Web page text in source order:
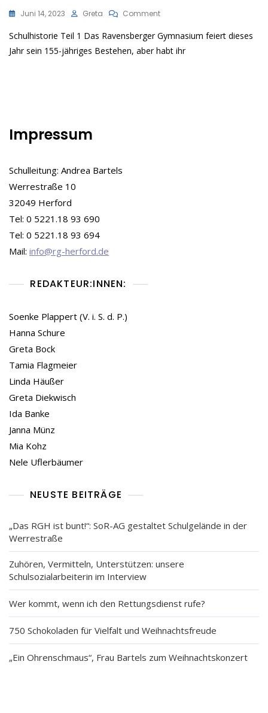
Juni 14, 2023 Greta CommentOn
Des
Ravensberger
Schulhistorie Teil 1 Das Ravensberger Gymnasium feiert dieses
Jahr sein 155-jähriges Bestehen, aber habt ihr
Impressum
Schulleitung: Andrea Bartels
Werrestraße 10
32049 Herford
Tel: 0 5221.18 93 690
Tel: 0 5221.18 93 694
Mail: info@rg-herford.de
REDAKTEUR:INNEN:
Soenke Plappert (V. i. S. d. P.)
Hanna Schure
Greta Bock
Tamia Flagmeier
Linda Häußer
Greta Diekwisch
Ida Banke
Janna Münz
Mia Kohz
Nele Uflerbäumer
NEUSTE BEITRÄGE
„Das RGH ist bunt!“: SoR-AG gestaltet Schulgelände in der
Werrestraße
Zuhören, Vermitteln, Unterstützen: unsere
Schulsozialarbeiterin im Interview
Wer kommt, wenn ich den Rettungsdienst rufe?
750 Schokoladen für Vielfalt und Weihnachtsfreude
„Ein Ohrenschmaus“, Frau Bartels zum Weihnachtskonzert